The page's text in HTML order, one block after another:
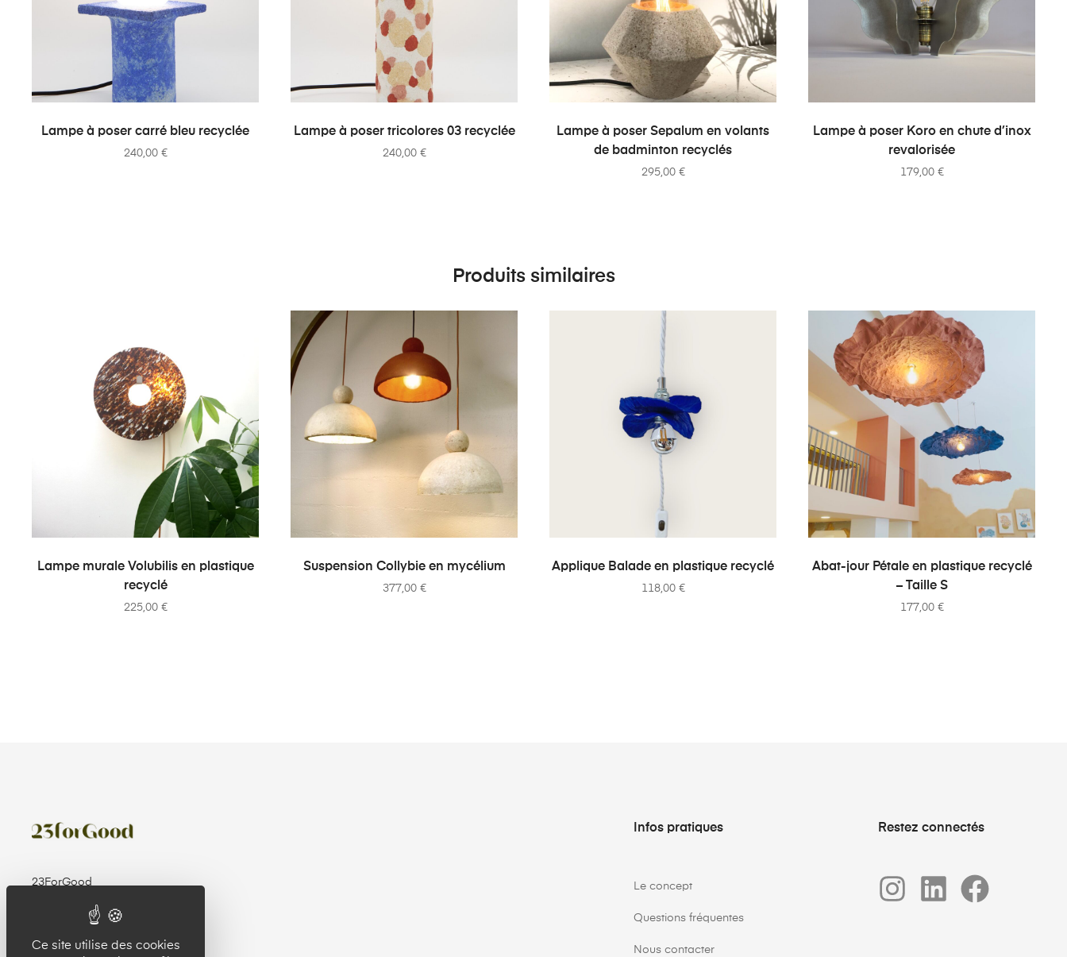
AJOUTER AU PANIER
Lampe à poser carré bleu recyclée
240,00 €
AJOUTER AU PANIER
Lampe à poser tricolores 03 recyclée
240,00 €
AJOUTER AU PANIER
Lampe à poser Sepalum en volants
de badminton recyclés
295,00 €
AJOUTER AU PANIER
Lampe à poser Koro en chute d’inox
revalorisée
179,00 €
Produits similaires
AJOUTER AU PANIER
Lampe murale Volubilis en plastique
recyclé
225,00 €
AJOUTER AU PANIER
Suspension Collybie en mycélium
377,00 €
AJOUTER AU PANIER
Applique Balade en plastique recyclé
118,00 €
AJOUTER AU PANIER
Abat-jour Pétale en plastique recyclé
– Taille S
177,00 €
23ForGood
32 rue de Paris
92100 Boulogne Billancourt
Infos pratiques
Le concept
Questions fréquentes
Nous contacter
Restez connectés
Ce site utilise des cookies